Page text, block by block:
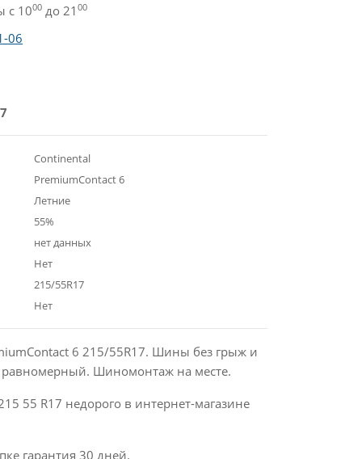
с 1000до 21 00
06
Continental
PremiumContact 6
Летние
55%
нет данных
Нет
215/55R17
Нет
6 215/55R17. Шины без грыж и
равномерный. Шиномонтаж на месте.
55 R17 недорого в интернет-магазине
гарантия 30 дней.